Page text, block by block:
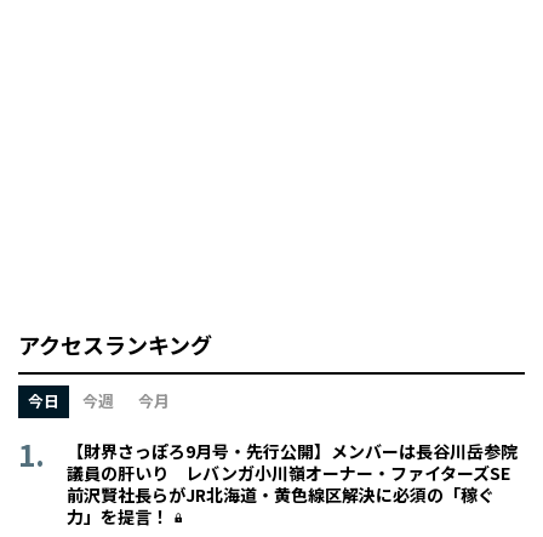
アクセスランキング
今日 今週 今月
【財界さっぽろ9月号・先行公開】メンバーは長谷川岳参院
議員の肝いり レバンガ小川嶺オーナー・ファイターズSE
前沢賢社長らがJR北海道・黄色線区解決に必須の「稼ぐ
力」を提言！